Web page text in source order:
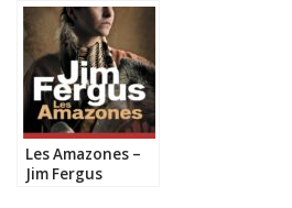
Les Amazones –
Jim Fergus